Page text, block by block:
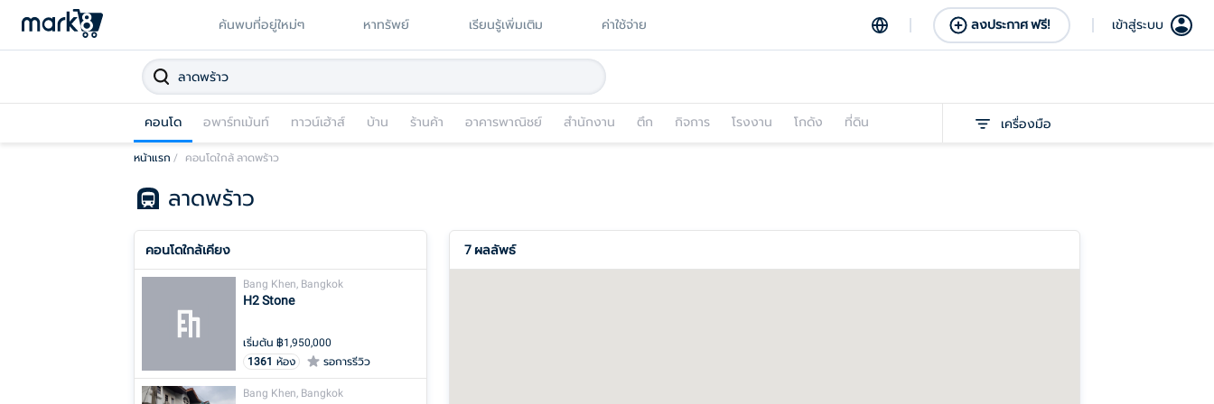
ค้นพบที่อยู่ใหม่ๆ หาทรัพย์ เรียนรู้เพิ่มเติม ค่าใช้จ่าย ลงประกาศ ฟรี! เข้าสู่ระบบ
คอนโด อพาร์ทเม้นท์ ทาวน์เฮ้าส์ บ้าน ร้านค้า อาคารพาณิชย์ สำนักงาน ตึก กิจการ โรงงาน โกดัง ที่ดิน เครื่องมือ
หน้าแรก / คอนโดใกล้ ลาดพร้าว
ลาดพร้าว
คอนโดใกล้เคียง
Bang Khen, Bangkok
H2 Stone
เริ่มต้น ฿1,950,000
1361 ห้อง รอการรีวิว
Bang Khen, Bangkok
7ผลลัพธ์